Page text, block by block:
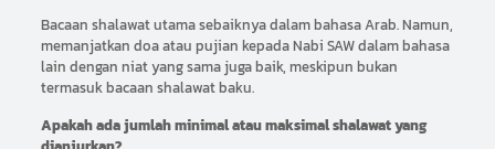
Bacaan shalawat utama sebaiknya dalam bahasa Arab. Namun,
memanjatkan doa atau pujian kepada Nabi SAW dalam bahasa
lain dengan niat yang sama juga baik, meskipun bukan
termasuk bacaan shalawat baku.
Apakah ada jumlah minimal atau maksimal shalawat yang